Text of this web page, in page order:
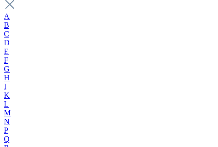
A
B
C
D
E
F
G
H
I
K
L
M
N
P
Q